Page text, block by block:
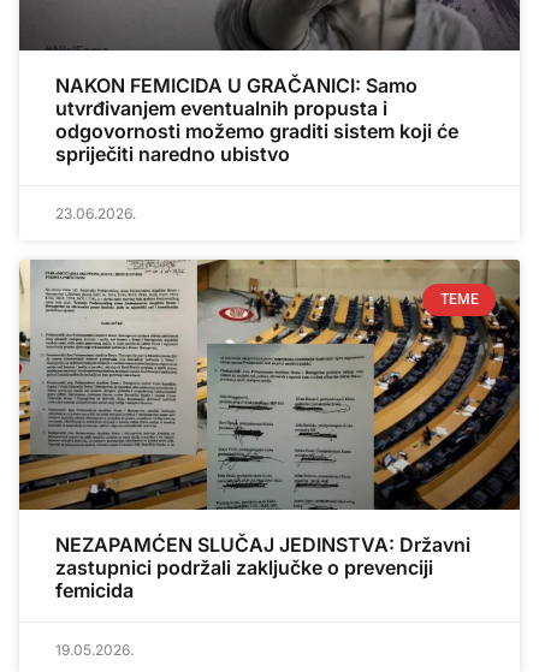
NAKON FEMICIDA U GRAČANICI: Samo
utvrđivanjem eventualnih propusta i
odgovornosti možemo graditi sistem koji će
spriječiti naredno ubistvo
23.06.2026.
TEME
NEZAPAMĆEN SLUČAJ JEDINSTVA: Državni
zastupnici podržali zaključke o prevenciji
femicida
19.05.2026.